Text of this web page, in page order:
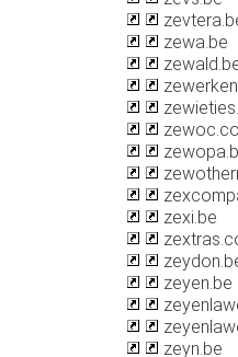
zewa.be
zexi.be
zeyen.be
zeyn.be